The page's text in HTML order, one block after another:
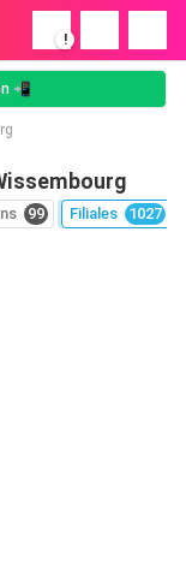
!
📲
99 Filiales 1027